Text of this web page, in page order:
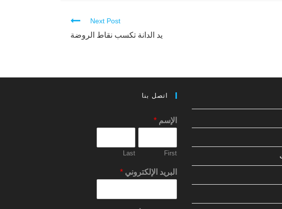
Next Post
يد الدانة تكسب نقاط الروضة
اتصل بنا
الإسم *
First
Last
البريد الإلكتروني *